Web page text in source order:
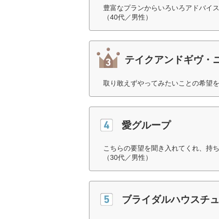
豊富なプランからいろいろアドバイ
（40代／男性）
テイクアンドギヴ・
取り敢えずやってみたいことの希望
愛グループ
こちらの要望を聞き入れてくれ、持
（30代／男性）
ブライダルハウスチ